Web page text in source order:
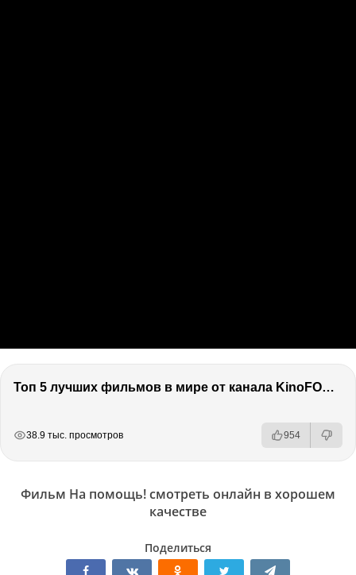
Топ 5 лучших фильмов в мире от канала KinoFOX / Подкаст про кино / Разговор о фильмах / Обсуждение
38.9 тыс. просмотров 954
Фильм На помощь! смотреть онлайн в хорошем
качестве
Поделиться